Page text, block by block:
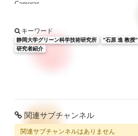
Cameras
ISHIHARA Susumu
静岡大学の動画が盛りだくさん！
静大TVhttp://sutv.shizuoka.ac.jp/
キーワード
静岡大学グリーン科学技術研究所
"石原 進 教授"
研究者紹介
関連サブチャンネル
関連サブチャンネルはありません